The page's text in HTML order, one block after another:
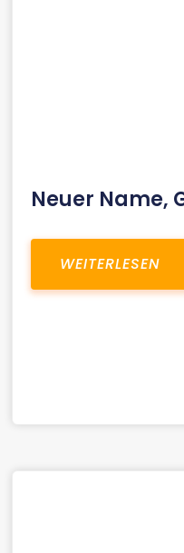
Neuer Name,
WEITERLESEN